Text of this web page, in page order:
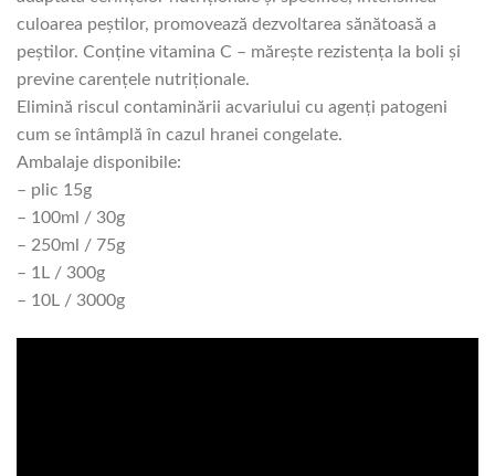
culoarea peştilor, promovează dezvoltarea sănătoasă a
peştilor. Conţine vitamina C – măreşte rezistenţa la boli şi
previne carenţele nutriţionale.
Elimină riscul contaminării acvariului cu agenţi patogeni
cum se întâmplă în cazul hranei congelate.
Ambalaje disponibile:
– plic 15g
– 100ml / 30g
– 250ml / 75g
– 1L / 300g
– 10L / 3000g